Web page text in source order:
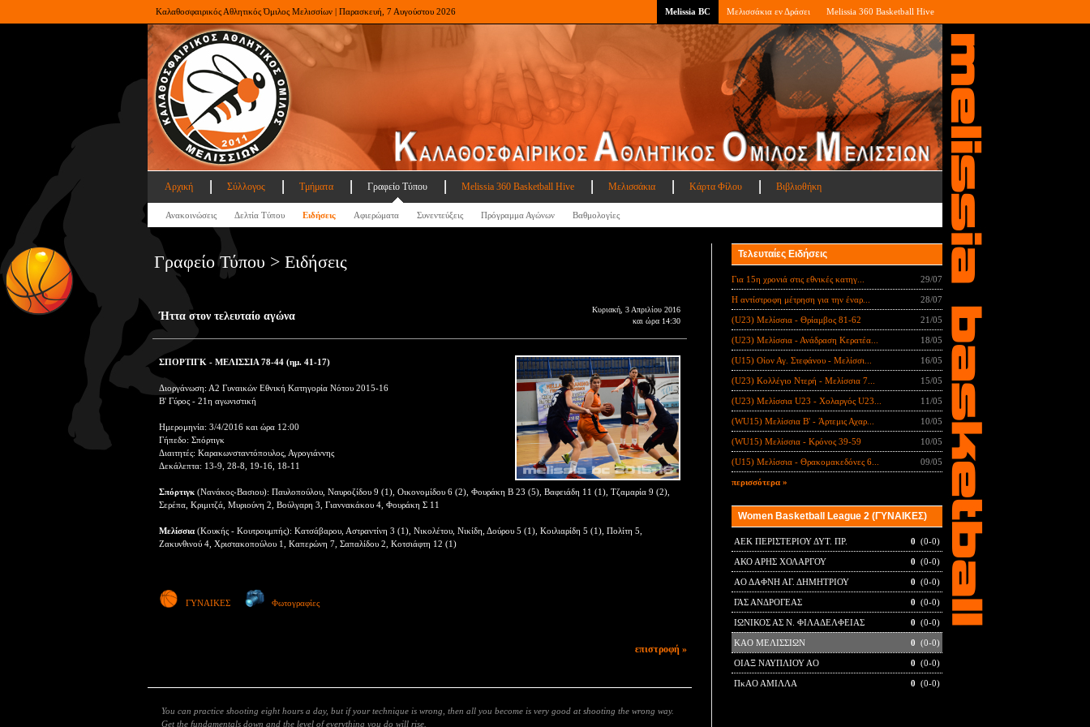
Καλαθοσφαιρικός Αθλητικός Όμιλος Μελισσίων | Παρασκευή, 7 Αυγούστου 2026 Melissia BC Μελισσάκια εν Δράσει Melissia 360 Basketball Hive
Αρχική Σύλλογος Τμήματα Γραφείο Τύπου Melissia 360 Basketball Hive Μελισσάκια Κάρτα Φίλου Βιβλιοθήκη
Ανακοινώσεις Δελτία Τύπου Ειδήσεις Αφιερώματα Συνεντεύξεις Πρόγραμμα Αγώνων Βαθμολογίες
Γραφείο Τύπου > Ειδήσεις
Ήττα στον τελευταίο αγώνα
Κυριακή, 3 Απριλίου 2016
και ώρα 14:30
ΣΠΟΡΤΙΓΚ - ΜΕΛΙΣΣΙΑ 78-44 (ημ. 41-17)
Διοργάνωση: Α2 Γυναικών Εθνική Κατηγορία Νότου 2015-16
Β' Γύρος - 21η αγωνιστική
Ημερομηνία: 3/4/2016 και ώρα 12:00
Γήπεδο: Σπόρτιγκ
Διαιτητές: Καρακωνσταντόπουλος, Αγρογιάννης
Δεκάλεπτα: 13-9, 28-8, 19-16, 18-11
Σπόρτιγκ (Νανάκος-Βασιου): Παυλοπούλου, Ναυροζίδου 9 (1), Οικονομίδου 6 (2), Φουράκη Β 23 (5), Βαφειάδη 11 (1), Τζαμαρία 9 (2),
Σερέπα, Κριμιτζά, Μυριούνη 2, Βούλγαρη 3, Γιαννακάκου 4, Φουράκη Σ 11
Μελίσσια (Κουκής - Κουτρουμπής): Κατσάβαρου, Αστραντίνη 3 (1), Νικολέτου, Νικίδη, Δούρου 5 (1), Κοιλιαρίδη 5 (1), Πολίτη 5,
Ζακυνθινού 4, Χριστακοπούλου 1, Καπερώνη 7, Σαπαλίδου 2, Κοτσιάφτη 12 (1)
ΓΥΝΑΙΚΕΣ Φωτογραφίες
επιστροφή »
You can practice shooting eight hours a day, but if your technique is wrong, then all you become is very good at shooting the wrong way.
Get the fundamentals down and the level of everything you do will rise.
Τελευταίες Ειδήσεις
Για 15η χρονιά στις εθνικές κατηγ... 29/07
Η αντίστροφη μέτρηση για την έναρ... 28/07
(U23) Μελίσσια - Θρίαμβος 81-62 21/05
(U23) Μελίσσια - Ανάδραση Κερατέα... 18/05
(U15) Οίον Αγ. Στεφάνου - Μελίσσι... 16/05
(U23) Κολλέγιο Ντερή - Μελίσσια 7... 15/05
(U23) Μελίσσια U23 - Χολαργός U23... 11/05
(WU15) Μελίσσια B' - Άρτεμις Αχαρ... 10/05
(WU15) Μελίσσια - Κρόνος 39-59 10/05
(U15) Μελίσσια - Θρακομακεδόνες 6... 09/05
περισσότερα »
Women Basketball League 2 (ΓΥΝΑΙΚΕΣ)
ΑΕΚ ΠΕΡΙΣΤΕΡΙΟΥ ΔΥΤ. ΠΡ. 0 (0-0)
ΑΚΟ ΑΡΗΣ ΧΟΛΑΡΓΟΥ 0 (0-0)
ΑΟ ΔΑΦΝΗ ΑΓ. ΔΗΜΗΤΡΙΟΥ 0 (0-0)
ΓΑΣ ΑΝΔΡΟΓΕΑΣ 0 (0-0)
ΙΩΝΙΚΟΣ ΑΣ Ν. ΦΙΛΑΔΕΛΦΕΙΑΣ 0 (0-0)
ΚΑΟ ΜΕΛΙΣΣΙΩΝ 0 (0-0)
ΟΙΑΞ ΝΑΥΠΛΙΟΥ ΑΟ 0 (0-0)
ΠκΑΟ ΑΜΙΛΛΑ 0 (0-0)